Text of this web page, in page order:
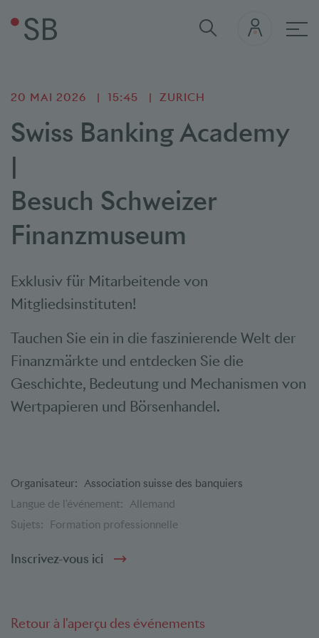
20 MAI 2026 15:45 ZURICH
Swiss Banking Academy
|
Besuch Schweizer
Finanzmuseum
Exklusiv für Mitarbeitende von
Mitgliedsinstituten!
Tauchen Sie ein in die faszinierende Welt der
Finanzmärkte und entdecken Sie die
Geschichte, Bedeutung und Mechanismen von
Wertpapieren und Börsenhandel.
Organisateur: Association suisse des banquiers
Langue de l'événement: Allemand
Sujets:
Formation professionnelle
Inscrivez-vous ici
Retour à l'aperçu des événements